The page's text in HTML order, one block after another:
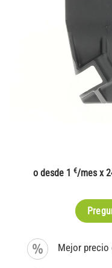
o desde 1 €/mes x
Mejor precio